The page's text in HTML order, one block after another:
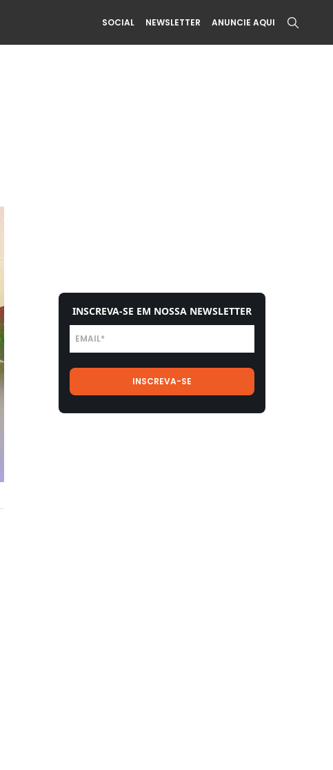
SOCIAL NEWSLETTER ANUNCIE AQUI
INSCREVA-SE EM NOSSA NEWSLETTER